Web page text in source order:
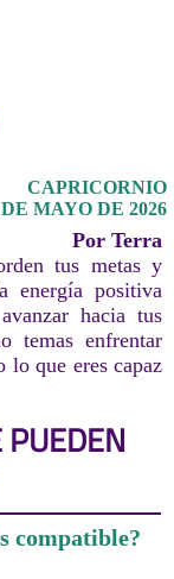
CAPRICORNIO
MAYO DE 2026
Por Terra
tus metas y
energía positiva
hacia tus
temas enfrentar
lo que eres capaz
compatible?